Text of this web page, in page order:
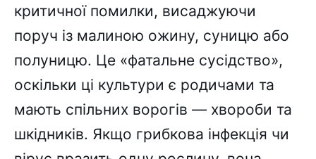
критичної помилки, висаджуючи
поруч із малиною ожину, суницю або
полуницю. Це «фатальне сусідство»,
оскільки ці культури є родичами та
мають спільних ворогів — хвороби та
шкідників. Якщо грибкова інфекція чи